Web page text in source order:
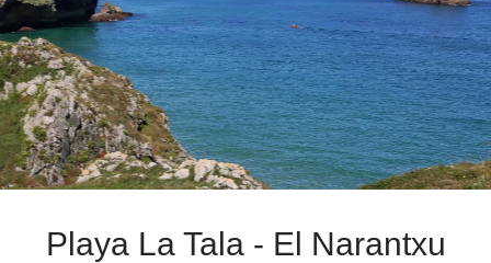
Playa La Tala - El Narantxu